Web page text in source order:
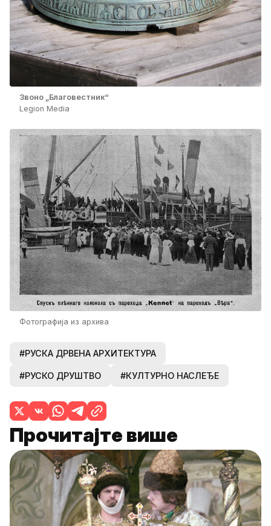
Звоно „Благовестник“
Legion Media
Фотографија из архива
#РУСКА ДРВЕНА АРХИТЕКТУРА
#РУСКО ДРУШТВО #КУЛТУРНО НАСЛЕЂЕ
Прочитајте више